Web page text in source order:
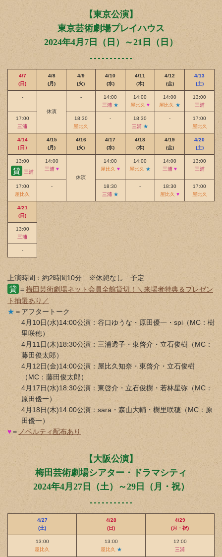
【東京公演】
東京芸術劇場プレイハウス
2024年4月7日（日）～21日（日）
4/7
(日)
4/8
(月)
4/9
(火)
4/10
(水)
4/11
(木)
4/12
(金)
4/13
(土)
-
休演
-
14:00
三浦 ★
14:00
屋比久 ♥
14:00
屋比久
★
13:00
三浦
17:00
三浦
18:30
屋比久
-
18:30
三浦 ★
-
17:00
屋比久
4/14
（日）
4/15
(月)
4/16
(火)
4/17
(水)
4/18
(木)
4/19
(金)
4/20
(土)
13:00
貸 三浦
14:00
三浦 ♥
休演
14:00
屋比久 ♥
14:00
屋比久
★
14:00
三浦 ♥
13:00
三浦
17:00
屋比久
-
18:30
三浦 ★
-
18:30
屋比久 ♥
17:00
屋比久
4/21
(日)
13:00
三浦
-
上演時間：約2時間10分 ※休憩なし 予定
貸 ＝梅田芸術劇場ネット会員全館貸切！＼来場者特典＆プレゼン
ト抽選あり／
★ ＝アフタートーク
4月10日(水)14:00公演：谷口ゆうな・原田優一・spi（MC：樹
里咲穂）
4月11日(木)18:30公演：三浦透子・東啓介・立石俊樹（MC：
藤田俊太郎）
4月12日(金)14:00公演：屋比久知奈・東啓介・立石俊樹
（MC：藤田俊太郎）
4月17日(水)18:30公演：東啓介・立石俊樹・若林星弥（MC：
原田優一）
4月18日(木)14:00公演：sara・森山大輔・樹里咲穂（MC：原
田優一）
♥＝ ノベルティ配布あり
【大阪公演】
梅田芸術劇場シアター・ドラマシティ
2024年4月27日（土）～29日（月・祝）
4/27
(土)
4/28
(日)
4/29
(月・祝)
13:00
屋比久
13:00
屋比久
★
12:00
三浦